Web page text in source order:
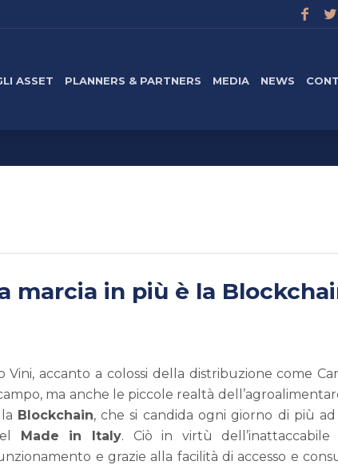
ASSET PLANNERS & PARTNERS MEDIA NEWS
marcia in più è la
accanto a colossi della distribuzione come
ma anche le piccole realtà
Blockchain, che si candida ogni giorno di più ad
Made in Italy. Ciò in virtù dell’inattaccabile
e grazie alla facilità di accesso e